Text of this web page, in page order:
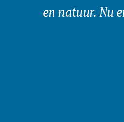
en natuur. Nu